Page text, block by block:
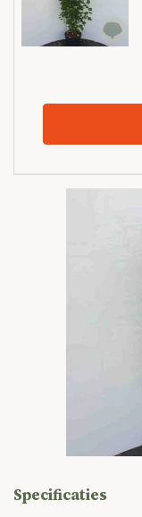
Specificaties